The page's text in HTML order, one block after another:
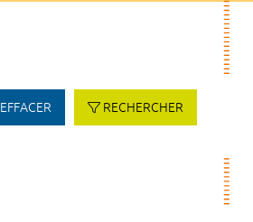
EFFACER RECHERCHER